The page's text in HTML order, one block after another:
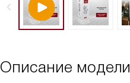
Описание модели